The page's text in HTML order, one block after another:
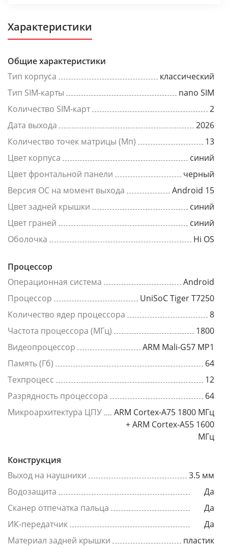
Характеристики
Общие характеристики
Тип корпуса
классический
Тип SIM-карты
nano SIM
Количество SIM-карт
2
Дата выхода
2026
Количество точек матрицы (Мп)
13
Цвет корпуса
синий
Цвет фронтальной панели
черный
Версия ОС на момент выхода
Android 15
Цвет задней крышки
синий
Цвет граней
синий
Оболочка
Hi OS
Процессор
Операционная система
Android
Процессор
UniSoC Tiger T7250
Количество ядер процессора
8
Частота процессора (МГц)
1800
Видеопроцессор
ARM Mali-G57 MP1
Память (Гб)
64
Техпроцесс
12
Разрядность процессора
64
Микроархитектура ЦПУ
ARM Cortex-A75 1800 МГц
+ ARM Cortex-A55 1600
МГц
Конструкция
Выход на наушники
3.5 мм
Водозащита
Да
Сканер отпечатка пальца
Да
ИК-передатчик
Да
Материал задней крышки
пластик